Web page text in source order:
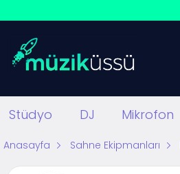
Stüdyo DJ Mikrofon
Anasayfa Sahne Ekipmanları